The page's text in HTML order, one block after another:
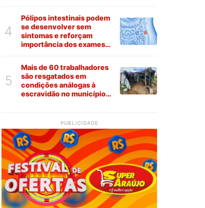
4
Pólipos intestinais podem
se desenvolver sem
sintomas e reforçam
importância dos exames
5
Mais de 60 trabalhadores
são resgatados em
condições análogas à
escravidão no município
PUBLICIDADE